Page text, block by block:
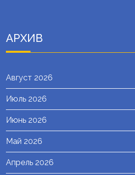
АРХИВ
Август 2026
Июль 2026
Июнь 2026
Май 2026
Апрель 2026